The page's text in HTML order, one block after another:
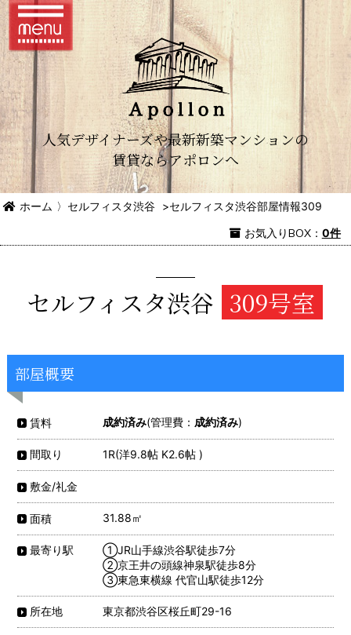
人気デザイナーズや最新新築マンションの
賃貸ならアポロンへ
ホーム 〉 セルフィスタ渋谷 >セルフィスタ渋谷部屋情報309
お気入りBOX： 0件
セルフィスタ渋谷 309号室
部屋概要
賃料 成約済み(管理費： 成約済み)
間取り 1R(洋9.8帖 K2.6帖 )
敷金/礼金
面積 31.88㎡
最寄り駅
①JR山手線渋谷駅徒歩7分
②京王井の頭線神泉駅徒歩8分
③東急東横線 代官山駅徒歩12分
所在地 東京都渋谷区桜丘町29-16